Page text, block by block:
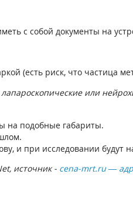
с собой документы на
(есть риск, что частица
или
на подобные габариты.
и при исследовании будут
источник - cena-mrt.ru —